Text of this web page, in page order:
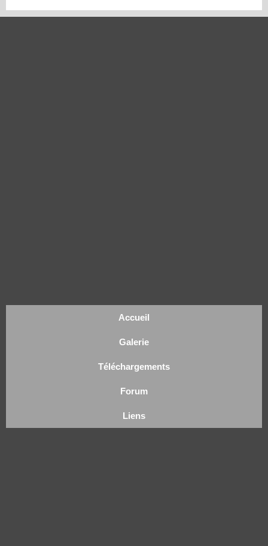
Accueil
Galerie
Téléchargements
Forum
Liens